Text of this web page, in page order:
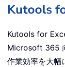
Kutools
Kutools for
Microsoft 365
作業効率を大幅